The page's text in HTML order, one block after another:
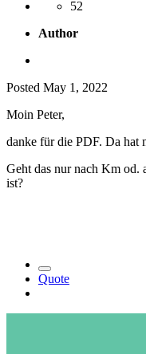
52
Author
Posted May 1, 2022
Moin Peter,
danke für die PDF. Da hat
Geht das nur nach Km od.
ist?
Quote